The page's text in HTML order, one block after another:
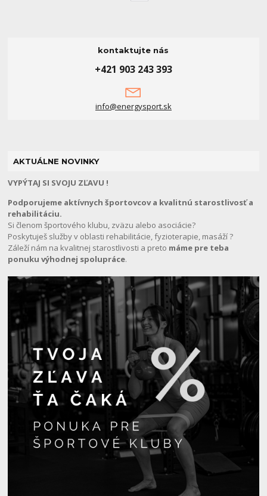
kontaktujte nás
+421 903 243 393
info@energysport.sk
AKTUÁLNE NOVINKY
VYPÝTAJ SI SVOJU ZĽAVU !
Podporujeme aktívnych športovcov a kvalitnú starostlivosť a
rehabilitáciu.
Si členom športového klubu, zväzu alebo asociácie?
Poskytuješ služby v oblasti rehabilitácie, fyzioterapie, masáží ?
Záleží nám na kvalitnej starostlivosti a preto máme pre teba
ponuku výhodnej spolupráce.